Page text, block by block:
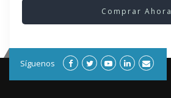
Comprar Ahora
Síguenos